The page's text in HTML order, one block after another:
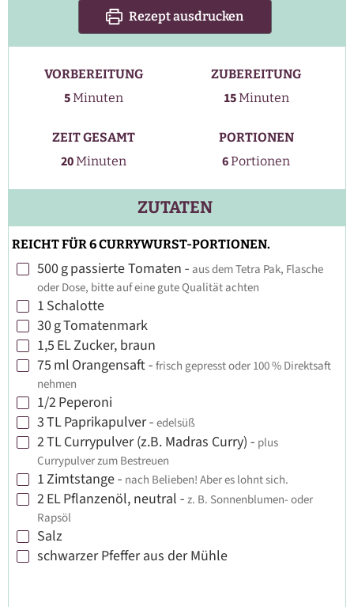
Rezept ausdrucken
VORBEREITUNG
5Minuten
Minuten
ZUBEREITUNG
15Minuten
Minuten
ZEIT GESAMT
20Minuten
Minuten
PORTIONEN
6Portionen
ZUTATEN
REICHT FÜR 6 CURRYWURST-PORTIONEN.
▢
500gpassierte Tomaten - aus dem Tetra Pak, Flasche
oder Dose, bitte auf eine gute Qualität achten
▢
1 Schalotte
▢
30gTomatenmark
▢
1,5 ELZucker, braun
▢
75 ml Orangensaft - frisch gepresst oder 100 % Direktsaft
nehmen
▢
1/2Peperoni
▢
3TLPaprikapulver- edelsüß
▢
2TLCurrypulver (z.B. Madras Curry) - plus
Currypulver zum Bestreuen
▢
1Zimtstange - nach Belieben! Aber es lohnt sich.
▢
2ELPflanzenöl, neutral - z. B. Sonnenblumen- oder
Rapsöl
▢
Salz
▢
schwarzer Pfeffer aus der Mühle